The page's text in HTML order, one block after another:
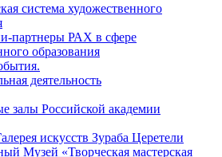
система художественного
партнеры РАХ в сфере
образования
деятельность
залы Российской академии
искусств Зураба Церетели
Музей «Творческая мастерская